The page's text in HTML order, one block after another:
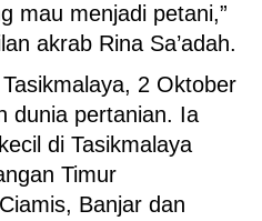
mau menjadi petani,”
akrab Rina Sa’adah.
2 Oktober
dunia pertanian. Ia
di Tasikmalaya
Timur
Banjar dan